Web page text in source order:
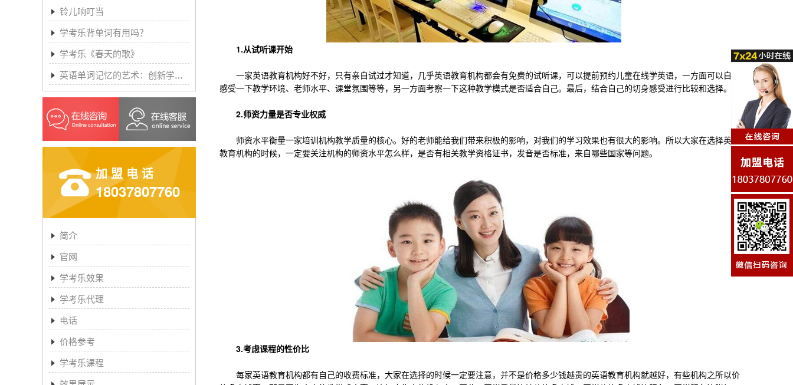
铃儿响叮当
学考乐背单词有用吗？
学考乐《春天的歌》
英语单词记忆的艺术：创新学习方法与学考乐的魔力
加盟电话
18037807760
简介
官网
学考乐效果
学考乐代理
电话
价格参考
学考乐课程
1.从试听课开始
一家英语教育机构好不好，只有亲自试过才知道，几乎英语教育机构都会有免费的试听课，可以提前预约儿童在线学英语，一方面可以自己
感受一下教学环境、老师水平、课堂氛围等等，另一方面考察一下这种教学模式是否适合自己。最后，结合自己的切身感受进行比较和选择。
2.师资力量是否专业权威
师资水平衡量一家培训机构教学质量的核心。好的老师能给我们带来积极的影响，对我们的学习效果也有很大的影响。所以大家在选择英语
教育机构的时候，一定要关注机构的师资水平怎么样，是否有相关教学资格证书，发音是否标准，来自哪些国家等问题。
3.考虑课程的性价比
每家英语教育机构都有自己的收费标准，大家在选择的时候一定要注意，并不是价格多少钱越贵的英语教育机构就越好，有些机构之所以价